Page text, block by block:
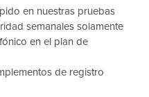
en nuestras pruebas
semanales solamente
en el plan de
de registro